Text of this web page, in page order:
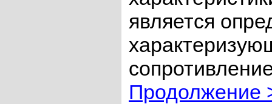
является
Продолжение